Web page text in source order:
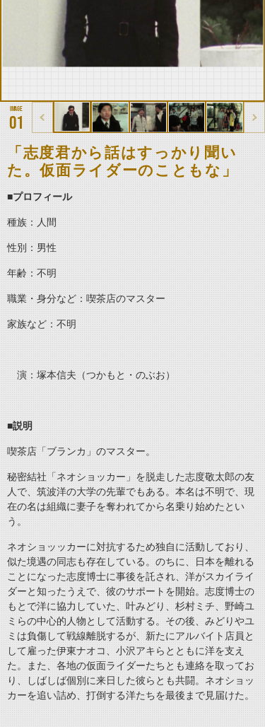
01
「志度君から話はすっかり聞い
た。仮面ライダーのこともな」
■プロフィール
種族：人間
性別：男性
年齢：不明
職業・身分など：喫茶店のマスター
家族など：不明
演：塚本信夫（つかもと・のぶお）
■説明
喫茶店「ブランカ」のマスター。
秘密結社「ネオショッカー」を脱走した志度敬太郎の友
人で、筑波洋の大学の先輩でもある。本名は不明で、現
在の名は組織に妻子を奪われてから名乗り始めたとい
う。
ネオショッッカーに対抗するため独自に活動しており、
似た境遇の同志も存在している。のちに、日本を離れる
ことになった志度博士に事後を託され、洋がスカイライ
ダーと知ったうえで、彼のサポートを開始。志度博士の
もとで洋に協力していた、叶みどり、杉村ミチ、野崎ユ
ミらの中心的人物として活動する。その後、みどりやユ
ミは負傷して戦線離脱するが、新たにアルバイト店員と
して雇った伊東ナオコ、小沢アキらとともに洋を支え
た。また、各地の仮面ライダーたちとも連絡を取ってお
り、しばしば個別に来日した彼らとも共闘。ネオショッ
カーを追い詰め、打倒する洋たちを最後まで見届けた。